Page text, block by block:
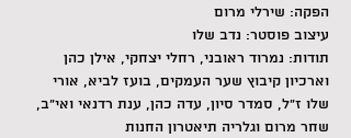
הפקה: שירלי מרום
עיצוב פוסטר: נדב שלו
תודות: נמרוד ראובני, רחלי יצחקי, אילן כהן
וארכיון קיבוץ שער העמקים, בועז לביא, אורי
שלו ז״ל, סמדר סיון, עדה כהן, ענת רדנאי ואי״ב,
שחר מרום וגלריה תיאטרון החנות